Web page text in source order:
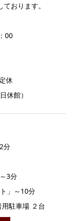
おります。
00
休
休館）
2分
3分
」～10分
用駐車場 ２台